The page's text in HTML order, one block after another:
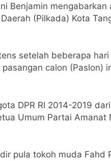
Benjamin
(Pilkada) Kota
setelah beberapa
calon (Paslon)
DPR RI 2014-2019
Umum Partai Amanat
pula tokoh muda Fahd